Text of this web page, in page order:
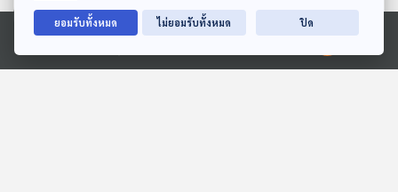
Ⓒ 2020 องค์การกระจายเสียงและแพร่ภาพสาธารณะแห่งประเทศไทย
ยอมรับทั้งหมด ไม่ยอมรับทั้งหมด ปิด